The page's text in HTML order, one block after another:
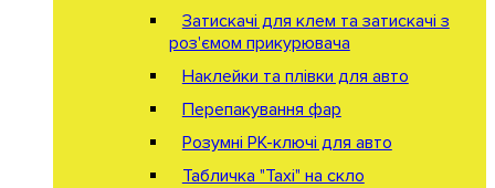
Затискачі для клем та затискачі з
роз'ємом прикурювача
Наклейки та плівки для авто
Перепакування фар
Розумні РК-ключі для авто
Табличка "Taxi" на скло